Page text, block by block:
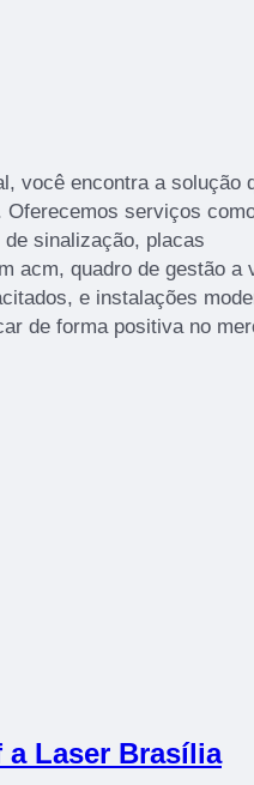
você encontra a solução
Oferecemos serviços
sinalização, placas
acm, quadro de gestão a
e instalações
de forma positiva no
a Laser Brasília